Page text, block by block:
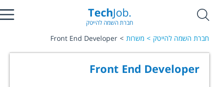
TechJob.
חברת השמה להייטק
חברת השמה להייטק משרות Front End Developer
Front End Developer